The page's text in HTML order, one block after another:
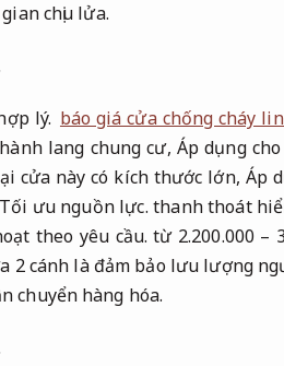
chịu lửa.
lý. báo giá cửa chống cháy
lang chung cư, Áp dụng
cửa này có kích thước lớn, Áp
Tối ưu nguồn lực. thanh thoát
theo yêu cầu. từ 2.200.000 –
2 cánh là đảm bảo lưu lượng
chuyển hàng hóa.